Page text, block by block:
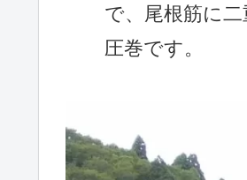
で、尾根筋に
圧巻です。